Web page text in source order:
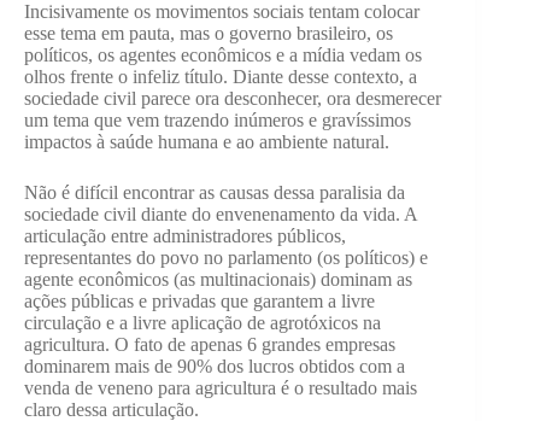
Incisivamente os movimentos sociais tentam colocar
esse tema em pauta, mas o governo brasileiro, os
políticos, os agentes econômicos e a mídia vedam os
olhos frente o infeliz título. Diante desse contexto, a
sociedade civil parece ora desconhecer, ora desmerecer
um tema que vem trazendo inúmeros e gravíssimos
impactos à saúde humana e ao ambiente natural.
Não é difícil encontrar as causas dessa paralisia da
sociedade civil diante do envenenamento da vida. A
articulação entre administradores públicos,
representantes do povo no parlamento (os políticos) e
agente econômicos (as multinacionais) dominam as
ações públicas e privadas que garantem a livre
circulação e a livre aplicação de agrotóxicos na
agricultura. O fato de apenas 6 grandes empresas
dominarem mais de 90% dos lucros obtidos com a
venda de veneno para agricultura é o resultado mais
claro dessa articulação.